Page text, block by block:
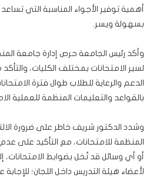
أهمية توفير الأجواء المناسبة التي
بسهولة ويسر.
وأكد رئيس الجامعة حرص إدارة جامعة
لسير الامتحانات بمختلف الكليات،
الدعم والرعاية للطلاب طوال فترة
بالقواعد والتعليمات المنظمة للعملية
وشدد الدكتور شريف خاطر على ضرورة
المنظمة للامتحانات، مع التأكيد على
أو أي وسائل قد تُخل بضوابط الامتحانات،
لأعضاء هيئة التدريس داخل اللجان؛